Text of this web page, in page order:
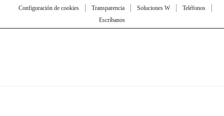
Configuración de cookies
Transparencia Soluciones W
Teléfonos
Escríbanos